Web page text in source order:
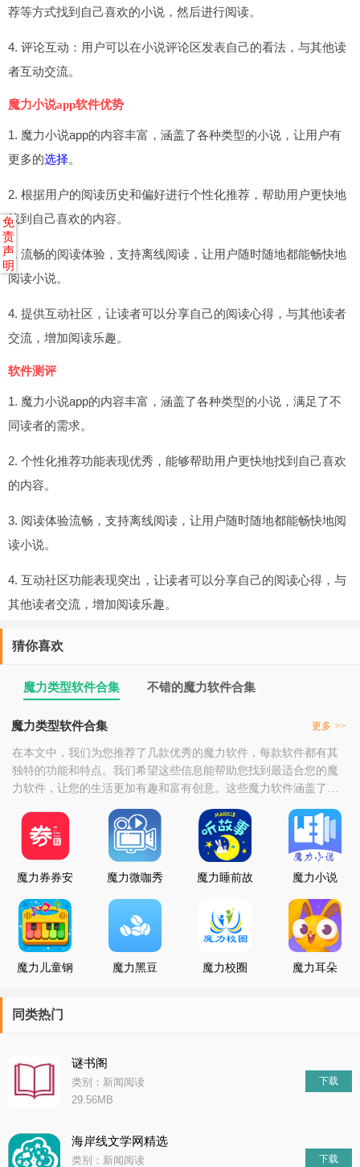
荐等方式找到自己喜欢的小说，然后进行阅读。
4. 评论互动：用户可以在小说评论区发表自己的看法，与其他读
者互动交流。
魔力小说app软件优势
1. 魔力小说app的内容丰富，涵盖了各种类型的小说，让用户有
更多的选择。
2. 根据用户的阅读历史和偏好进行个性化推荐，帮助用户更快地
找到自己喜欢的内容。
3. 流畅的阅读体验，支持离线阅读，让用户随时随地都能畅快地
阅读小说。
4. 提供互动社区，让读者可以分享自己的阅读心得，与其他读者
交流，增加阅读乐趣。
软件测评
1. 魔力小说app的内容丰富，涵盖了各种类型的小说，满足了不
同读者的需求。
2. 个性化推荐功能表现优秀，能够帮助用户更快地找到自己喜欢
的内容。
3. 阅读体验流畅，支持离线阅读，让用户随时随地都能畅快地阅
读小说。
4. 互动社区功能表现突出，让读者可以分享自己的阅读心得，与
其他读者交流，增加阅读乐趣。
猜你喜欢
魔力类型软件合集 不错的魔力软件合集
魔力类型软件合集 更多 >>
在本文中，我们为您推荐了几款优秀的魔力软件，每款软件都有其
独特的功能和特点。我们希望这些信息能帮助您找到最适合您的魔
力软件，让您的生活更加有趣和富有创意。这些魔力软件涵盖了各
个领域，如娱乐、社交、工具等，旨在为用户提供全方位的服务。
同时，这些软件还具备强大的功能和优秀的用户体验，让不同需求
的用户都能获得最佳的使用体验。当然，选择一款魔力软件并非易
事，需要考虑诸多因素，如功能是否丰富、操作是否便捷、
魔力券券安
魔力微咖秀
魔力睡前故
魔力小说
魔力儿童钢
魔力黑豆 魔力校圈
魔力耳朵
同类热门
谜书阁
类别：新闻阅读
29.56MB
下载
海岸线文学网精选
类别：新闻阅读
下载
免
责
声
明